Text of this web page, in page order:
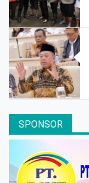
SPONSOR